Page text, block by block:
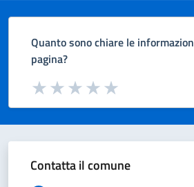
Quanto sono chiare le
pagina?
Valuta da 1 a 5 stelle la pagina
Valuta 5 stelle su 5
Valuta 4 stelle su 5
Valuta 3 stelle su 5
Valuta 2 stelle su 5
Valuta 1 stelle su 5
Contatta il comune